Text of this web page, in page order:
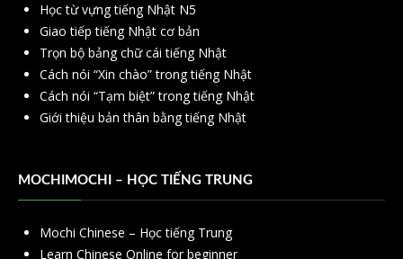
Học từ vựng tiếng Nhật N5
Giao tiếp tiếng Nhật cơ bản
Trọn bộ bảng chữ cái tiếng Nhật
Cách nói “Xin chào” trong tiếng Nhật
Cách nói “Tạm biệt” trong tiếng Nhật
Giới thiệu bản thân bằng tiếng Nhật
MOCHIMOCHI – HỌC TIẾNG TRUNG
Mochi Chinese – Học tiếng Trung
Learn Chinese Online for beginner